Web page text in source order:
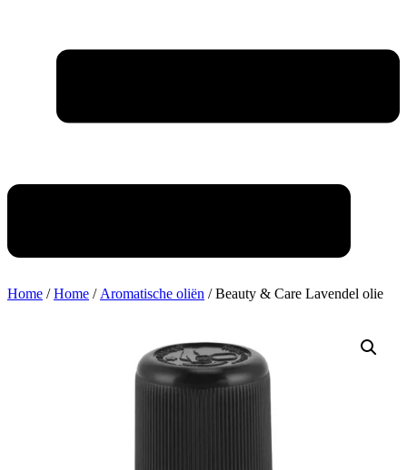
Home /Home / Aromatische oliën / Beauty & Care Lavendel olie